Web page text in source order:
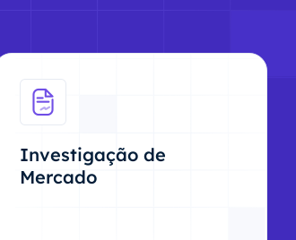
Investigação de
Mercado